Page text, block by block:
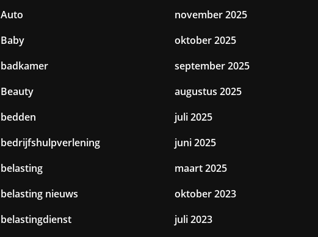
Auto
Baby
badkamer
Beauty
bedden
bedrijfshulpverlening
belasting
belasting nieuws
belastingdienst
november 2025
oktober 2025
september 2025
augustus 2025
juli 2025
juni 2025
maart 2025
oktober 2023
juli 2023